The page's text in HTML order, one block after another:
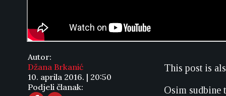
Autor:
Džana Brkanić
10. aprila 2016. | 20:50
Podjeli članak:
This post is
Osim sudbine